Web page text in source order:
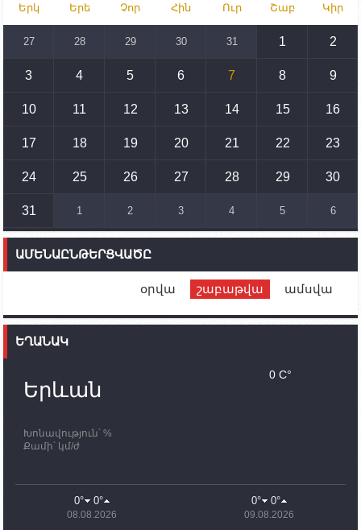
Իրանը կողմ է տարածաշրջանի համար շահավետ
տրանսպորտային հաղորդակցությունների
զարգացմանը, սակայն ոչ՝ միջազգային
սահմանների փոփոխությանը
15:10 02.10.2023
սպառնալիքները կասեցնելու համար. իսպանացի
պատգամավորը Գորիսում է
14:54 02.10.2023
տեղակայված հայկական դիրքերի անձնակազմի
համար սնունդ տեղափոխող մեքենայի
ունեն. կիպրոսցի խորհրդարանականը՝ Ալեն
Ֆրանսիայի ԱԳ նախարարը կայցելի Հայաստան
պատասխանատուներ կմնան ԼՂ-ում՝ մինչև
որոնողափրկարարական աշխատանքների
11:03
ՄԱԿ-ի առաքելությունը շատ, շատ, շատ օգտակար
Ադրբեջանի փոխվարչապետն այսօր կմեկնի
Ստեփանակերտ
Երկ Երե Չոր Հին Ուր Շաբ Կիր
27 28 29 30 31 1 2
3 4 5 6 7 8 9
10 11 12 13 14 15 16
17 18 19 20 21 22 23
24 25 26 27 28 29 30
31 1 2 3 4 5 6
ԱՄԵՆԱԸՆԹԵՐՑՎԱԾԸ
օրվա շաբաթվա ամսվա
ԵՂԱՆԱԿ
Երևան
Խոնավություն՝ %
Քամի՝ կմ/ժ
0 C°
0° 0°
08.08.2026
0° 0°
09.08.2026